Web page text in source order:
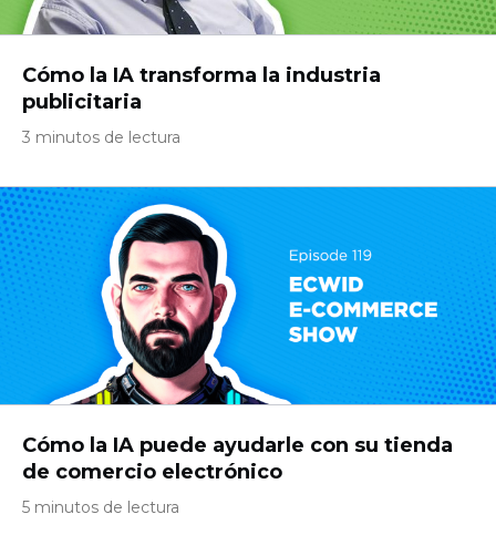
Cómo la IA transforma la industria
publicitaria
3 minutos de lectura
Cómo la IA puede ayudarle con su tienda
de comercio electrónico
5 minutos de lectura